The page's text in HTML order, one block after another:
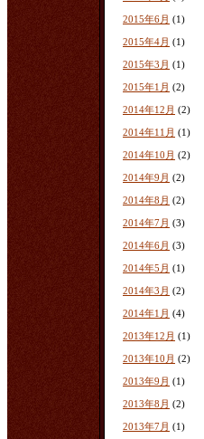
2015年6月 (1)
2015年4月 (1)
2015年3月 (1)
2015年1月 (2)
2014年12月 (2)
2014年11月 (1)
2014年10月 (2)
2014年9月 (2)
2014年8月 (2)
2014年7月 (3)
2014年6月 (3)
2014年5月 (1)
2014年3月 (2)
2014年1月 (4)
2013年12月 (1)
2013年10月 (2)
2013年9月 (1)
2013年8月 (2)
2013年7月 (1)